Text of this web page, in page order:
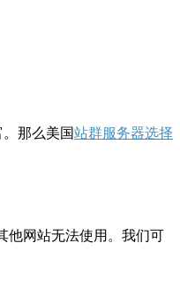
那么美国站群服务器选择
他网站无法使用。我们可